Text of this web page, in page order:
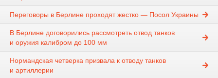
Переговоры в Берлине проходят жестко — Посол Украины
В Берлине договорились рассмотреть отвод танков
и оружия калибром до 100 мм
Нормандская четверка призвала к отводу танков
и артиллерии